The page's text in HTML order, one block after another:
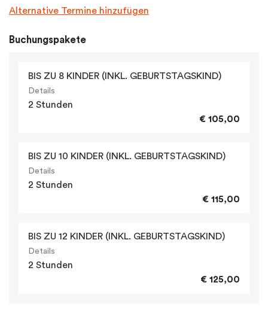
Alternative Termine hinzufügen
Buchungspakete
BIS ZU 8 KINDER (INKL. GEBURTSTAGSKIND)
Details
2 Stunden
€ 105,00
BIS ZU 10 KINDER (INKL. GEBURTSTAGSKIND)
Details
2 Stunden
€ 115,00
BIS ZU 12 KINDER (INKL. GEBURTSTAGSKIND)
Details
2 Stunden
€ 125,00